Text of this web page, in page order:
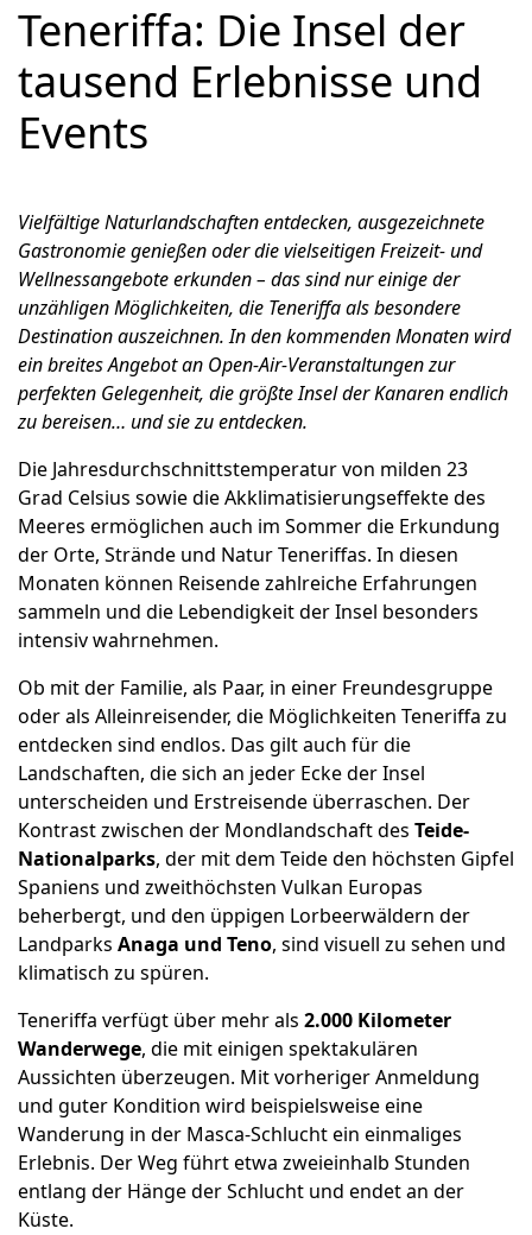
Teneriffa: Die Insel der
tausend Erlebnisse und
Events
Vielfältige Naturlandschaften entdecken, ausgezeichnete
Gastronomie genießen oder die vielseitigen Freizeit- und
Wellnessangebote erkunden – das sind nur einige der
unzähligen Möglichkeiten, die Teneriffa als besondere
Destination auszeichnen. In den kommenden Monaten wird
ein breites Angebot an Open-Air-Veranstaltungen zur
perfekten Gelegenheit, die größte Insel der Kanaren endlich
zu bereisen… und sie zu entdecken.
Die Jahresdurchschnittstemperatur von milden 23
Grad Celsius sowie die Akklimatisierungseffekte des
Meeres ermöglichen auch im Sommer die Erkundung
der Orte, Strände und Natur Teneriffas. In diesen
Monaten können Reisende zahlreiche Erfahrungen
sammeln und die Lebendigkeit der Insel besonders
intensiv wahrnehmen.
Ob mit der Familie, als Paar, in einer Freundesgruppe
oder als Alleinreisender, die Möglichkeiten Teneriffa zu
entdecken sind endlos. Das gilt auch für die
Landschaften, die sich an jeder Ecke der Insel
unterscheiden und Erstreisende überraschen. Der
Kontrast zwischen der Mondlandschaft des Teide-
Nationalparks, der mit dem Teide den höchsten Gipfel
Spaniens und zweithöchsten Vulkan Europas
beherbergt, und den üppigen Lorbeerwäldern der
Landparks Anaga und Teno, sind visuell zu sehen und
klimatisch zu spüren.
Teneriffa verfügt über mehr als 2.000 Kilometer
Wanderwege, die mit einigen spektakulären
Aussichten überzeugen. Mit vorheriger Anmeldung
und guter Kondition wird beispielsweise eine
Wanderung in der Masca-Schlucht ein einmaliges
Erlebnis. Der Weg führt etwa zweieinhalb Stunden
entlang der Hänge der Schlucht und endet an der
Küste.